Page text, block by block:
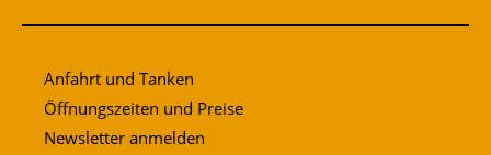
Anfahrt und Tanken
Öffnungszeiten und Preise
Newsletter anmelden